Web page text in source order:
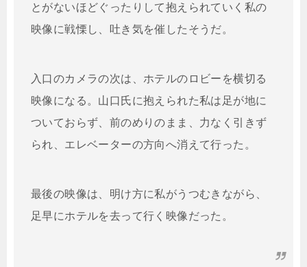
とがないほどぐったりして抱えられていく私の
映像に戦慄し、吐き気を催したそうだ。
入口のカメラの次は、ホテルのロビーを横切る
映像になる。山口氏に抱えられた私は足が地に
ついておらず、前のめりのまま、力なく引きず
られ、エレベーターの方向へ消えて行った。
最後の映像は、明け方に私がうつむきながら、
足早にホテルを去って行く映像だった。